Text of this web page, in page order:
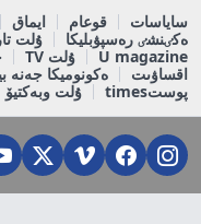
ساياسات قوعام ايماق
ەكٸنشٸ رەسپۋبليكا
ۇلت
U magazine
ۇلت TV
اقساۋىت
ەكونوميكا جەنە
پوستtimes
ۇلت وبەكتيۆ